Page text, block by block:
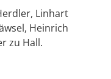
Linhart
Heinrich
zu Hall.